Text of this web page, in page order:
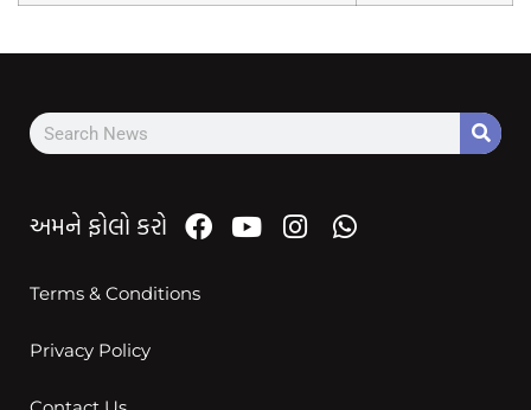
અમને ફોલો કરો
Terms & Conditions
Privacy Policy